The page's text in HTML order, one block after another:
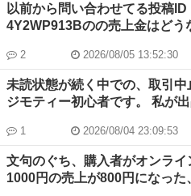
以前から問い合わせてる投稿
4Y2WP913Bのの売上金はどう
い合わせるよう言われてそうし
ん。この3000円の売上金はど
2 2026/08/05 13:52:30
未読状態が続く中での、取引中
ジモティー初心者です。 私が
ないのに受け渡し予定者に決定
した。 その後、やり取りの中
すが、既読のまま1ヶ月が経っ
再び私からメッセージを送った
1 2026/08/04 23:09:53
文句のぐち、購入者がオンラ
1000円の売上が800円になった